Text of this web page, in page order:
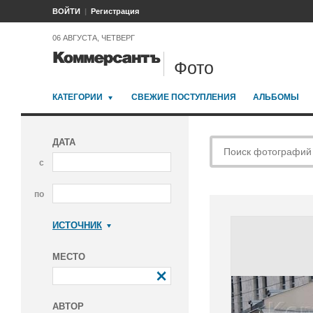
ВОЙТИ Регистрация
06 АВГУСТА, ЧЕТВЕРГ
Фото
КАТЕГОРИИ СВЕЖИЕ ПОСТУПЛЕНИЯ АЛЬБОМЫ
ДАТА
с
по
ИСТОЧНИК
МЕСТО
АВТОР